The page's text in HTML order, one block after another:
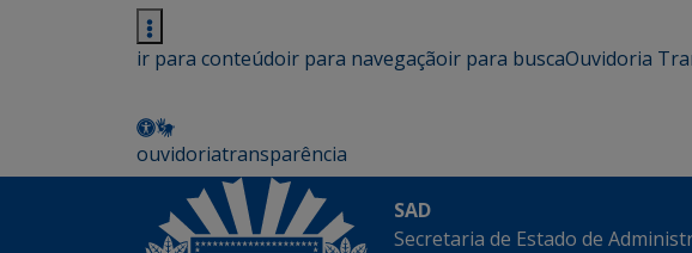
ir para conteúdoir para navegaçãoir para buscaOuvidoria
ouvidoriatransparência
SAD
Secretaria de Estado de